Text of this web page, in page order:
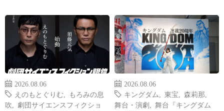
2026.08.06
えのもとぐりむ
もろみの息
吹
劇団サイエンスフィクショ
2026.08.06
キングダム
東宝 森莉那
舞台・演劇
舞台『キングダム